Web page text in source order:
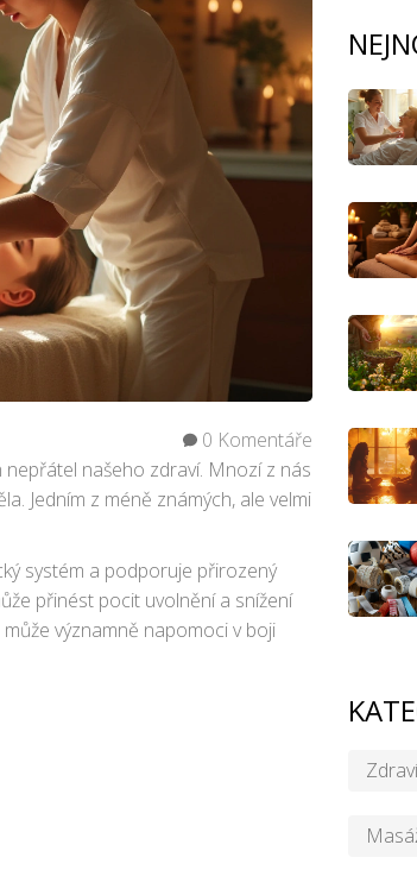
0 Komentáře
našeho zdraví. Mnozí z nás
Jedním z méně známých, ale velmi
systém a podporuje přirozený
přinést pocit uvolnění a snížení
významně napomoci v boji